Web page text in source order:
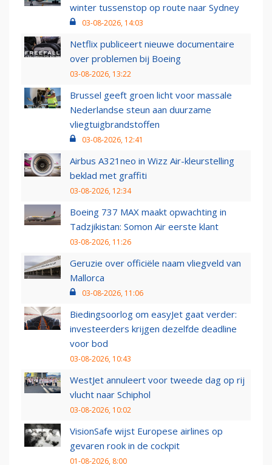
winter tussenstop op route naar Sydney
03-08-2026, 14:03
Netflix publiceert nieuwe documentaire
over problemen bij Boeing
03-08-2026, 13:22
Brussel geeft groen licht voor massale
Nederlandse steun aan duurzame
vliegtuigbrandstoffen
03-08-2026, 12:41
Airbus A321neo in Wizz Air-kleurstelling
beklad met graffiti
03-08-2026, 12:34
Boeing 737 MAX maakt opwachting in
Tadzjikistan: Somon Air eerste klant
03-08-2026, 11:26
Geruzie over officiële naam vliegveld van
Mallorca
03-08-2026, 11:06
Biedingsoorlog om easyJet gaat verder:
investeerders krijgen dezelfde deadline
voor bod
03-08-2026, 10:43
WestJet annuleert voor tweede dag op rij
vlucht naar Schiphol
03-08-2026, 10:02
VisionSafe wijst Europese airlines op
gevaren rook in de cockpit
01-08-2026, 8:00